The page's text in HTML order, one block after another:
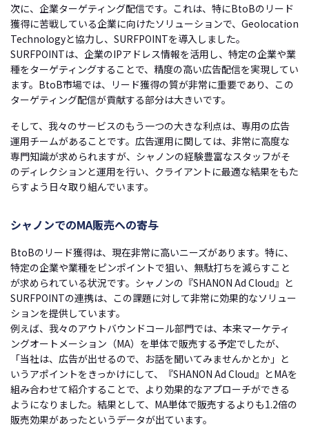
次に、企業ターゲティング配信です。これは、特にBtoBのリード
獲得に苦戦している企業に向けたソリューションで、Geolocation
Technologyと協力し、SURFPOINTを導入しました。
SURFPOINTは、企業のIPアドレス情報を活用し、特定の企業や業
種をターゲティングすることで、精度の高い広告配信を実現してい
ます。BtoB市場では、リード獲得の質が非常に重要であり、この
ターゲティング配信が貢献する部分は大きいです。
そして、我々のサービスのもう一つの大きな利点は、専用の広告
運用チームがあることです。広告運用に関しては、非常に高度な
専門知識が求められますが、シャノンの経験豊富なスタッフがそ
のディレクションと運用を行い、クライアントに最適な結果をもた
らすよう日々取り組んでいます。
シャノンでのMA販売への寄与
BtoBのリード獲得は、現在非常に高いニーズがあります。特に、
特定の企業や業種をピンポイントで狙い、無駄打ちを減らすこと
が求められている状況です。シャノンの『SHANON Ad Cloud 』と
SURFPOINTの連携は、この課題に対して非常に効果的なソリュー
ションを提供しています。
例えば、我々のアウトバウンドコール部門では、本来マーケティ
ングオートメーション（MA）を単体で販売する予定でしたが、
「当社は、広告が出せるので、お話を聞いてみませんかとか」と
いうアポイントをきっかけにして、『SHANON Ad Cloud 』とMAを
組み合わせて紹介することで、より効果的なアプローチができる
ようになりました。結果として、MA単体で販売するよりも1.2倍の
販売効果があったというデータが出ています。